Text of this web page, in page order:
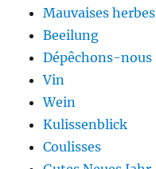
Mauvaises herbes
Beeilung
Dépêchons-nous
Vin
Wein
Kulissenblick
Coulisses